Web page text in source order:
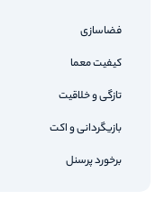
فضاسازی
کیفیت معما
تازگی و خلاقیت
بازیگردانی و اکت
برخورد پرسنل